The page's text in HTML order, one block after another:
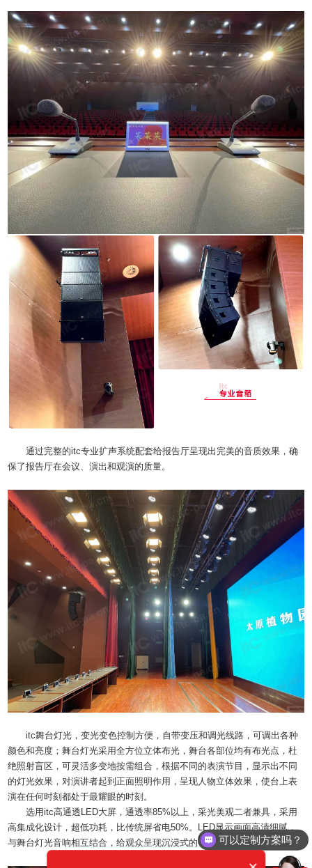
通过完整的itc专业扩声系统配套给报告厅呈现出完美的音质效果，确
保了报告厅在会议、演出和观演的质量。
itc舞台灯光，变光变色控制方便，自带变压和调光线路，可调出各种
颜色和亮度；舞台灯光采用全方位立体布光，舞台各部位均有布光点，杜
绝照射盲区，可灵活多变地按需组合，根据不同的表演节目，显示出不同
的灯光效果，对演讲者起到正面照明作用，呈现人物立体效果，使台上表
演在任何时刻都处于最耀眼的时刻。
选用itc高通透LED大屏，通透率85%以上，采光美观二者兼具，采用
高集成化设计，超低功耗，比传统屏省电50%。LED显示画面高清细腻，
与舞台灯光音响相互结合，给观众呈现沉浸式的视听体验。
可以定制方案吗？
你们电话多少？